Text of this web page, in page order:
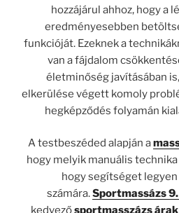
hozzájárul ahhoz, hogy a
eredményesebben
funkcióját. Ezeknek a
van a fájdalom
életminőség javításában
elkerülése végett komoly
hegképződés folyamán
A testbeszéded alapján a
hogy melyik manuális
hogy segítséget
számára.Sportmassázs
kedvezősportmasszázs árak